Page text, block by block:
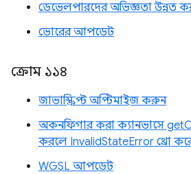
ডেভেলপারদের অভিজ্ঞতা উন্নত
ভোরের আপডেট
ক্রোম ১১৪
জাভাস্ক্রিপ্ট অপ্টিমাইজ করুন
অকনফিগার করা ক্যানভাসে
করলে InvalidStateError থ্রো
WGSL আপডেট